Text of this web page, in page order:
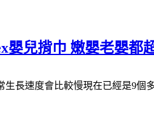
嬰兒揹巾 嫩嬰老嬰都
生長速度會比較慢現在已經是9個